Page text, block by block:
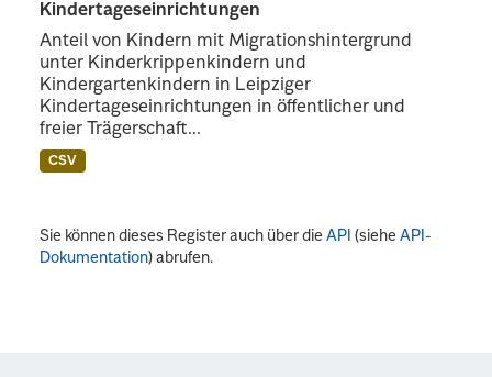
Kindertageseinrichtungen
Anteil von Kindern mit Migrationshintergrund
unter Kinderkrippenkindern und
Kindergartenkindern in Leipziger
Kindertageseinrichtungen in öffentlicher und
freier Trägerschaft...
CSV
Sie können dieses Register auch über dieAPI (sieheAPI-
Dokumentation) abrufen.